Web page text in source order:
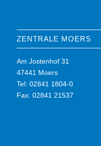
ZENTRALE MOERS
Am Jostenhof 31
47441 Moers
Tel: 02841 1804-0
Fax: 02841 21537